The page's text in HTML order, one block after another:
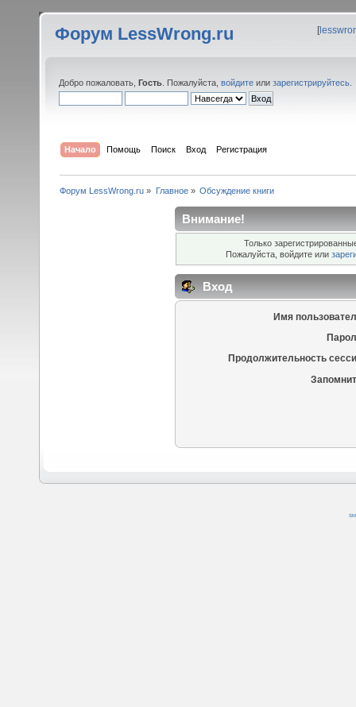
Форум LessWrong.ru [
Добро пожаловать, Гость . Пожалуйста, войдите или зарегистрируйтесь
Начало Помощь Поиск Вход Регистрация
Форум LessWrong.ru » Главное» Обсуждение книги
Внимание!
Только
Пожалуйста, войдите или
Вход
Имя
Продолжительность